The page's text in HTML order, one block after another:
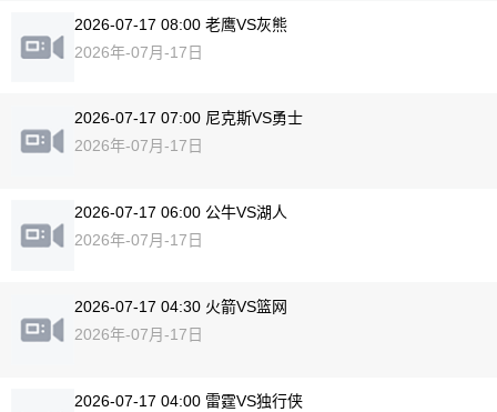
2026-07-17 08:00 老鹰VS灰熊
2026年-07月-17日
2026-07-17 07:00 尼克斯VS勇士
2026年-07月-17日
2026-07-17 06:00 公牛VS湖人
2026年-07月-17日
2026-07-17 04:30 火箭VS篮网
2026年-07月-17日
2026-07-17 04:00 雷霆VS独行侠